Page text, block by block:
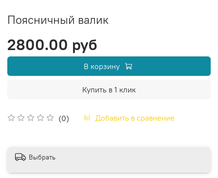
Поясничный валик
(0) Добавить в сравнение
2800.00 руб
В корзину
Купить в 1 клик
Выбрать